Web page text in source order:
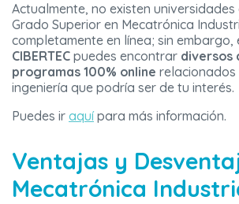
Actualmente, no existen universidades
Grado Superior en Mecatrónica
completamente en línea; sin embargo,
CIBERTEC puedes encontrar diversos
programas 100% online relacionados
ingeniería que podría ser de tu interés.
Puedes ir aquípara más información.
Ventajas y
Mecatrónica